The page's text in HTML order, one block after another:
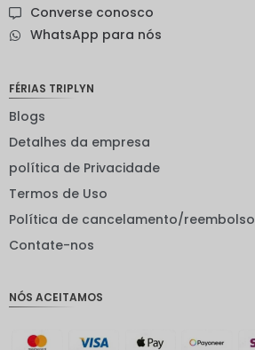
neozelan
ienes
EUR
Converse conosco
WhatsApp para nós
FÉRIAS TRIPLYN
Blogs
Detalhes da empresa
política de Privacidade
Termos de Uso
Política de cancelamento/reembolso
Contate-nos
NÓS ACEITAMOS